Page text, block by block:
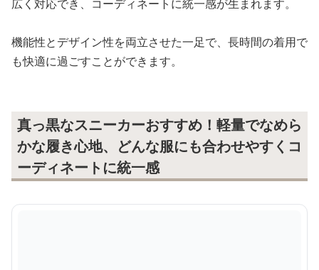
広く対応でき、コーディネートに統一感が生まれます。
機能性とデザイン性を両立させた一足で、長時間の着用で
も快適に過ごすことができます。
真っ黒なスニーカーおすすめ！軽量でなめら
かな履き心地、どんな服にも合わせやすくコ
ーディネートに統一感